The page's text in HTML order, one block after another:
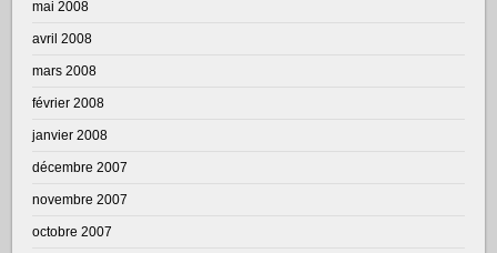
mai 2008
avril 2008
mars 2008
février 2008
janvier 2008
décembre 2007
novembre 2007
octobre 2007